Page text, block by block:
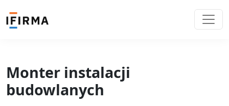
Monter instalacji
budowlanych